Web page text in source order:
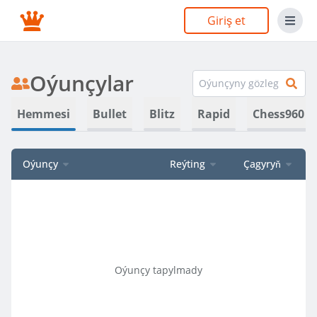
Giriş et
Oýunçylar
Hemmesi Bullet Blitz Rapid Chess960
Oýunçy Reýting Çagyryň
Oýunçy tapylmady